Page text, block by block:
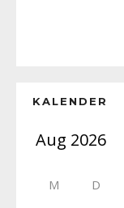
KALENDER
M D